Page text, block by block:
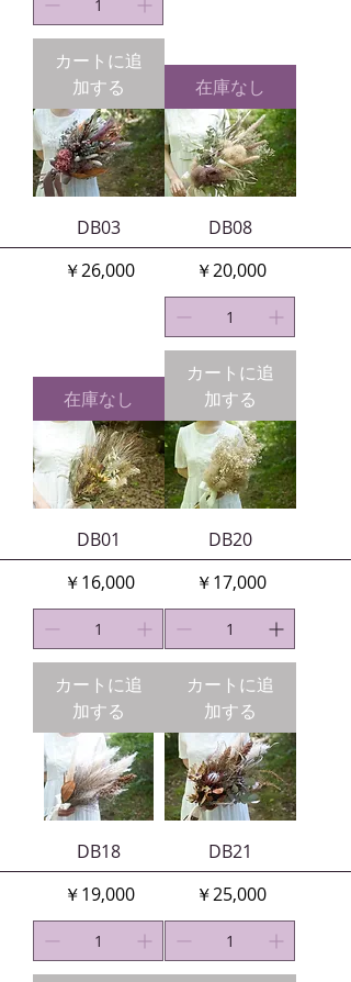
カートに追
加する
在庫なし
DB03
価格
￥26,000
在庫なし
DB08
価格
￥20,000
カートに追
加する
DB01
価格
￥16,000
カートに追
加する
DB20
価格
￥17,000
カートに追
加する
DB18
価格
￥19,000
DB21
価格
￥25,000